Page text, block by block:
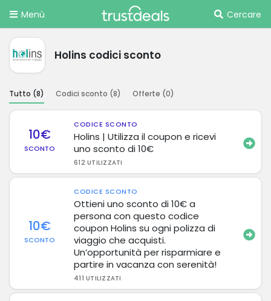
Menù Cercare
Holins codici sconto
Tutto (8) Codici sconto (8) Offerte (0)
10€
SCONTO
CODICE SCONTO
Holins | Utilizza il coupon e ricevi
uno sconto di 10€
612 UTILIZZATI
10€
SCONTO
CODICE SCONTO
Ottieni uno sconto di 10€ a
persona con questo codice
coupon Holins su ogni polizza di
viaggio che acquisti.
Un’opportunità per risparmiare e
partire in vacanza con serenità!
411 UTILIZZATI